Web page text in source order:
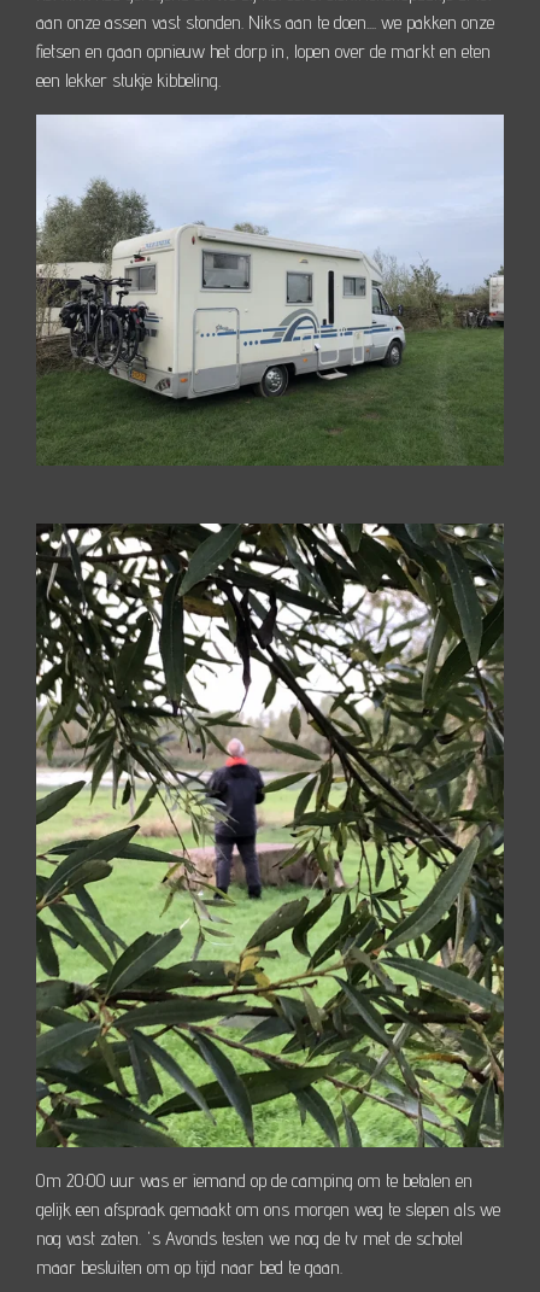
aan onze assen vast stonden. Niks aan te doen.... we pakken onze
fietsen en gaan opnieuw het dorp in, lopen over de markt en eten
een lekker stukje kibbeling.
Om 20:00 uur was er iemand op de camping om te betalen en
gelijk een afspraak gemaakt om ons morgen weg te slepen als we
nog vast zaten. 's Avonds testen we nog de tv met de schotel
maar besluiten om op tijd naar bed te gaan.